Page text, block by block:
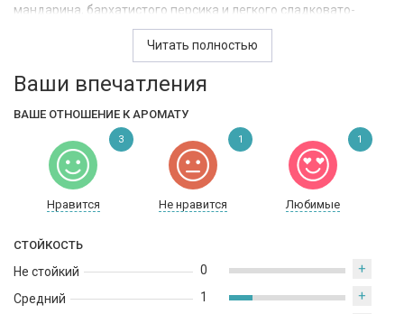
мандарина, бархатистого персика и легкого сладковато-
дымного запаха уда. В сердце композиции звучит роскошный
пряный аромат орхидеи. Финальный аккорд одаривает
бархатистым ароматическим шлейфом, сотканным из
ванильно-смолистых нот гваякового дерева, белого кедра,
Читать полностью
Ваши впечатления
ВАШЕ ОТНОШЕНИЕ К АРОМАТУ
Нравится Не нравится Любимые
3 1 1
СТОЙКОСТЬ
Не стойкий
Средний
0 +
1 +